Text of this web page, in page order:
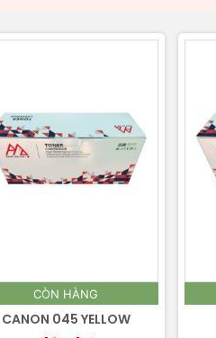
CÒN HÀNG
CANON 045 YELLOW